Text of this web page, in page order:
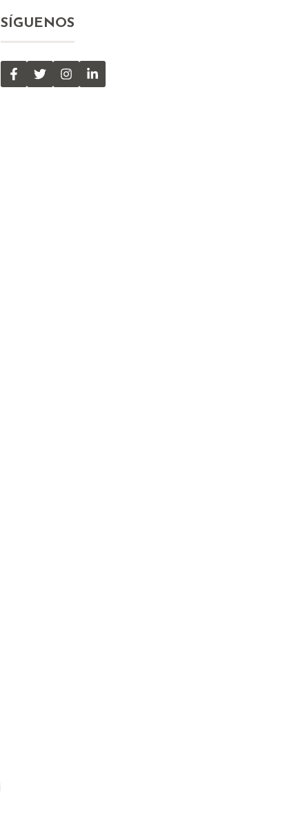
SÍGUENOS